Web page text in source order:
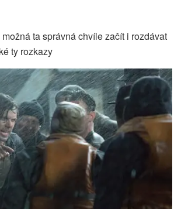
ta správná chvíle začít i rozdávat
ty rozkazy